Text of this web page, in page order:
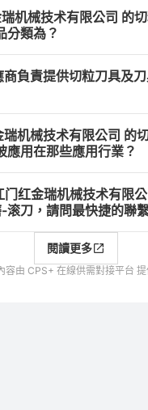
机械技术有限公司 的
分類為？
商負責提供切粒刀具及
瑞机械技术有限公司 的
應用在那些應用行業？
门红金瑞机械技术有限
滚刀，請問最快捷的聯
閱讀更多
容由 CPS+ 在線供需對接平台